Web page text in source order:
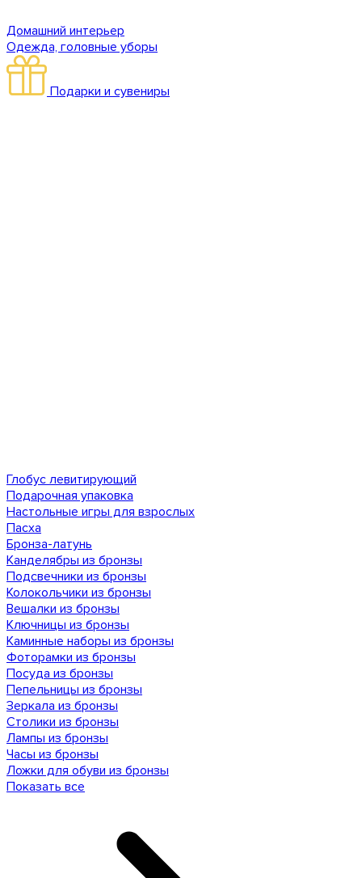
Домашний интерьер
Одежда, головные уборы
Подарки и сувениры
Глобус левитирующий
Подарочная упаковка
Настольные игры для взрослых
Пасха
Бронза-латунь
Канделябры из бронзы
Подсвечники из бронзы
Колокольчики из бронзы
Вешалки из бронзы
Ключницы из бронзы
Каминные наборы из бронзы
Фоторамки из бронзы
Посуда из бронзы
Пепельницы из бронзы
Зеркала из бронзы
Столики из бронзы
Лампы из бронзы
Часы из бронзы
Ложки для обуви из бронзы
Показать все